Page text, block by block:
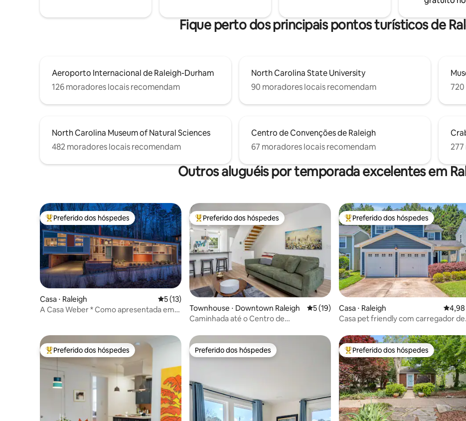
estadia pode ser GRÁTIS. Entre em
estimação são bem-vindos (taxa
aplicável).
privativa e localização central em
Fique perto dos principais pontos turísticos de
Aeroporto Internacional de Raleigh-Durham
126 moradores locais recomendam
North Carolina State University
90 moradores locais recomendam
North Carolina Museum of Natural Sciences
482 moradores locais recomendam
Centro de Convenções de Raleigh
67 moradores locais recomendam
Outros aluguéis por temporada excelentes em
Entre os melhores preferidos dos hóspedes
Preferido dos hóspedes
Casa ⋅ Raleigh 5 de uma avaliação média de 5, 13 avaliações
5 (13)
A Casa Weber * Como apresentada em
Entre os melhores preferidos dos hóspedes
Preferido dos hóspedes
Townhouse ⋅ Downtown Raleigh 5 de uma avaliação média de 5, 19 avaliações
5 (19)
Caminhada até o Centro de
Entre os melhores preferidos dos
Preferido dos hóspedes
Casa ⋅ Raleigh 4,98
Casa pet friendly com carregador de
Entre os melhores preferidos dos hóspedes
Preferido dos hóspedes Preferido dos hóspedes
Preferido dos hóspedes Entre os melhores preferidos dos
Preferido dos hóspedes